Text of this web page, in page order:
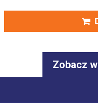
Zobacz